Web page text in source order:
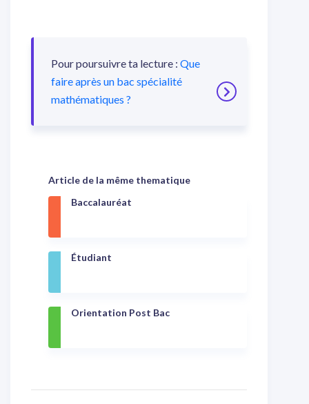
Pour poursuivre ta lecture : Que
faire après un bac spécialité
mathématiques ?
Article de la même thematique
Baccalauréat
Étudiant
Orientation Post Bac